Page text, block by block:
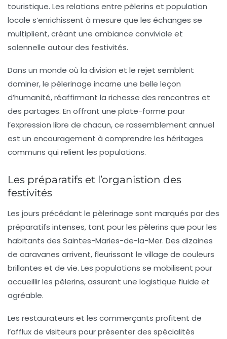
touristique. Les relations entre pèlerins et population
locale s’enrichissent à mesure que les échanges se
multiplient, créant une ambiance conviviale et
solennelle autour des festivités.
Dans un monde où la division et le rejet semblent
dominer, le pèlerinage incarne une belle leçon
d’humanité, réaffirmant la richesse des rencontres et
des partages. En offrant une plate-forme pour
l’expression libre de chacun, ce rassemblement annuel
est un encouragement à comprendre les héritages
communs qui relient les populations.
Les préparatifs et l’organistion des
festivités
Les jours précédant le pèlerinage sont marqués par des
préparatifs intenses, tant pour les pèlerins que pour les
habitants des Saintes-Maries-de-la-Mer. Des dizaines
de caravanes arrivent, fleurissant le village de couleurs
brillantes et de vie. Les populations se mobilisent pour
accueillir les pèlerins, assurant une logistique fluide et
agréable.
Les restaurateurs et les commerçants profitent de
l’afflux de visiteurs pour présenter des spécialités